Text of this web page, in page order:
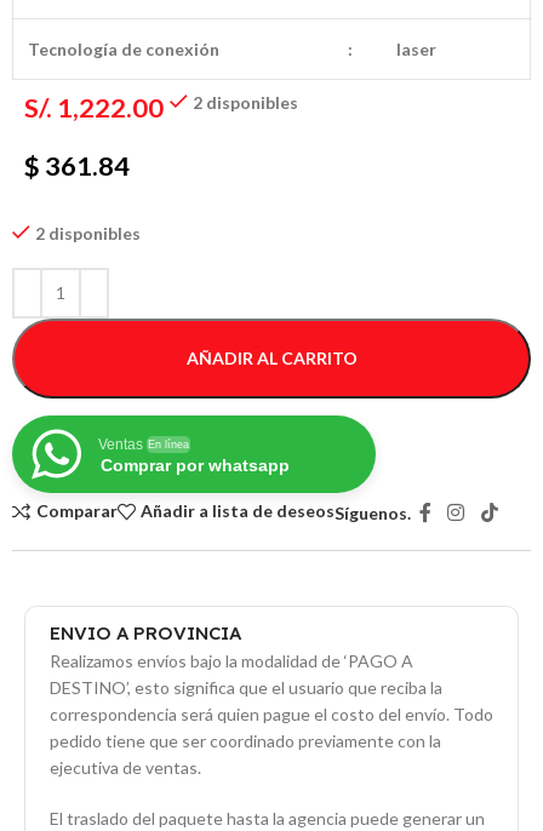
Tecnología de conexión : laser
S/. 1,222.00
$ 361.84
2 disponibles
2 disponibles
AÑADIR AL CARRITO
Ventas En línea
Comprar por whatsapp
Comparar Añadir a lista de deseosSíguenos.
ENVIO A PROVINCIA
Realizamos envíos bajo la modalidad de ‘PAGO A
DESTINO’, esto significa que el usuario que reciba la
correspondencia será quien pague el costo del envío. Todo
pedido tiene que ser coordinado previamente con la
ejecutiva de ventas.
El traslado del paquete hasta la agencia puede generar un